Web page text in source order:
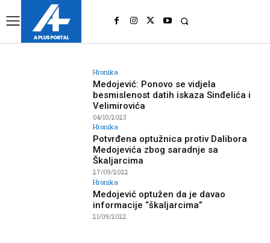
Hronika
Medojević: Ponovo se vidjela
besmislenost datih iskaza Sinđelića i
Velimirovića
04/10/2023
Hronika
Potvrđena optužnica protiv Dalibora
Medojevića zbog saradnje sa
Škaljarcima
27/09/2022
Hronika
Medojević optužen da je davao
informacije “škaljarcima”
21/09/2022